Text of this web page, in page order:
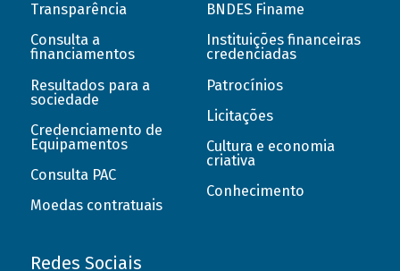
Transparência
Consulta a
financiamentos
Resultados para a
sociedade
Credenciamento de
Equipamentos
Consulta PAC
Moedas contratuais
BNDES Finame
Instituições financeiras
credenciadas
Patrocínios
Licitações
Cultura e economia
criativa
Conhecimento
Redes Sociais